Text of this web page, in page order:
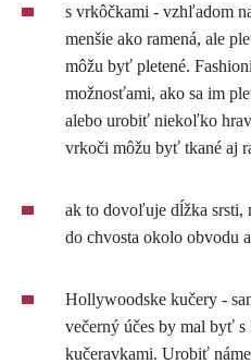
s vrkôčkami - vzhľadom
menšie ako ramená, ale
môžu byť pletené.
možnosťami, ako sa im
alebo urobiť niekoľko
vrkoči môžu byť tkané aj
ak to dovoľuje dĺžka srsti,
do chvosta okolo obvodu
Hollywoodske kučery -
večerný účes by mal byť
kučeravkami. Urobiť